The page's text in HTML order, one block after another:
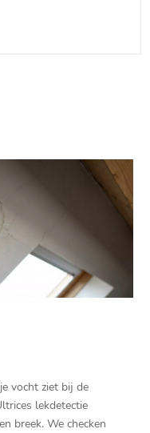
vocht ziet bij de
lekdetectie
breek.​ We checken